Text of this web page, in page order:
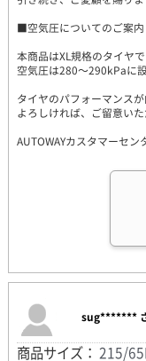
■空気圧についてのご案内
本商品はXL規格のタイヤ
空気圧は280～290kPaに
タイヤのパフォーマンスが
よろしければ、ご留意いた
AUTOWAYカスタマーセン
sug*******
商品サイズ： 215/